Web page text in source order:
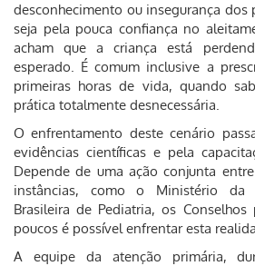
desconhecimento ou insegurança dos
seja pela pouca confiança no
acham que a criança está
esperado. É comum inclusive a
primeiras horas de vida, quando
prática totalmente desnecessária.
O enfrentamento deste cenário
evidências científicas e pela
Depende de uma ação conjunta
instâncias, como o Ministério da
Brasileira de Pediatria, os
poucos é possível enfrentar esta
A equipe da atenção primária,